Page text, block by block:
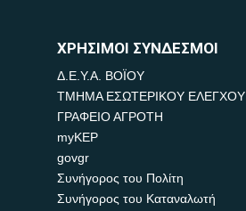
ΧΡΗΣΙΜΟΙ ΣΥΝΔΕΣΜΟΙ
Δ.Ε.Υ.Α. ΒΟΪΟΥ
ΤΜΗΜΑ ΕΣΩΤΕΡΙΚΟΥ ΕΛΕΓΧΟΥ
ΓΡΑΦΕΙΟ ΑΓΡΟΤΗ
myKEP
govgr
Συνήγορος του Πολίτη
Συνήγορος του Καταναλωτή